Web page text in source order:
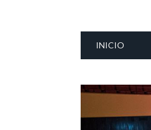
INICIO